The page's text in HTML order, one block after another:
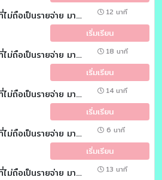
- มาตรา 65 ตรี รายการที่ไม่ถือเป็นรายจ่าย มาตรา 65 ตรี (14) : (วันละมาตรา) 12 นาที
เริ่มเรียน
- มาตรา 65 ตรี รายการที่ไม่ถือเป็นรายจ่าย มาตรา 65 ตรี (13) : (วันละมาตรา) 18 นาที
เริ่มเรียน
- มาตรา 65 ตรี รายการที่ไม่ถือเป็นรายจ่าย มาตรา 65 ตรี (12) : (วันละมาตรา) 14 นาที
เริ่มเรียน
- มาตรา 65 ตรี รายการที่ไม่ถือเป็นรายจ่าย มาตรา 65 ตรี (10)(11) : (วันละมาตรา) 6 นาที
เริ่มเรียน
- มาตรา 65 ตรี รายการที่ไม่ถือเป็นรายจ่าย มาตรา 65 ตรี (9) : (วันละมาตรา) 13 นาที